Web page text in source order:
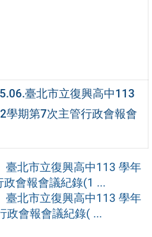
臺北市立復興高中113
學期第7次主管行政會報會
臺北市立復興高中113 學年
會報會議紀錄(1 ...
臺北市立復興高中113 學年
政會報會議紀錄( ...